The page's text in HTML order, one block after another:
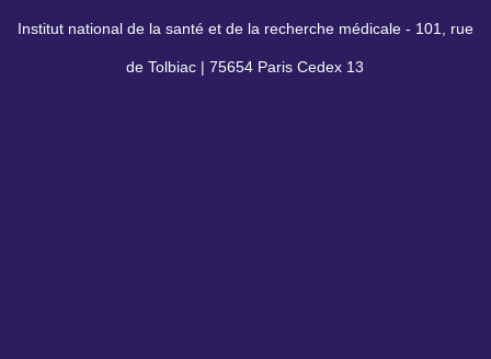
conforme)
Institut national de la santé et de la recherche médicale - 101, rue
de Tolbiac | 75654 Paris Cedex 13